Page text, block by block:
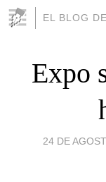
EL BLOG
Expo
24 DE